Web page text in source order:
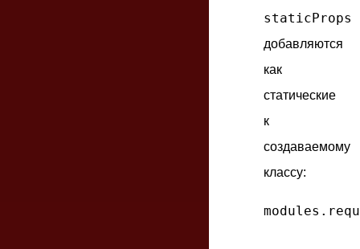
staticProps
добавляются
как
статические
к
создаваемому
классу: